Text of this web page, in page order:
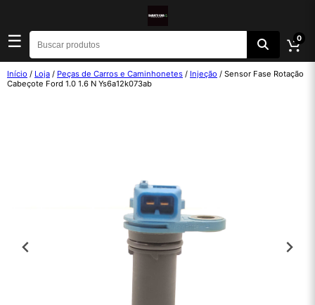
☰ 0
Início / Loja / Peças de Carros e Caminhonetes / Injeção / Sensor Fase Rotação
Cabeçote Ford 1.0 1.6 N Ys6a12k073ab